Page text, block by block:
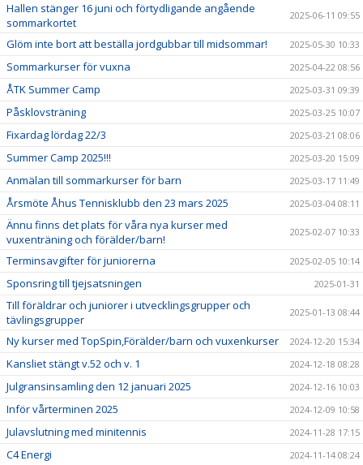
Hallen stänger 16 juni och förtydligande angående
sommarkortet
2025-06-11 09:55
Glöm inte bort att beställa jordgubbar till midsommar! 2025-05-30 10:33
Sommarkurser för vuxna 2025-04-22 08:56
ÅTK Summer Camp 2025-03-31 09:39
Påsklovsträning 2025-03-25 10:07
Fixardag lördag 22/3 2025-03-21 08:06
Summer Camp 2025!!! 2025-03-20 15:09
Anmälan till sommarkurser för barn 2025-03-17 11:49
Årsmöte Åhus Tennisklubb den 23 mars 2025 2025-03-04 08:11
Ännu finns det plats för våra nya kurser med
vuxenträning och förälder/barn!
2025-02-07 10:33
Terminsavgifter för juniorerna 2025-02-05 10:14
Sponsring till tjejsatsningen 2025-01-31
Till föräldrar och juniorer i utvecklingsgrupper och
tävlingsgrupper
2025-01-13 08:44
Ny kurser med TopSpin,Förälder/barn och vuxenkurser 2024-12-20 15:34
Kansliet stängt v.52 och v. 1 2024-12-18 08:28
Julgransinsamling den 12 januari 2025 2024-12-16 10:03
Inför vårterminen 2025 2024-12-09 10:58
Julavslutning med minitennis 2024-11-28 17:15
C4 Energi 2024-11-14 08:24